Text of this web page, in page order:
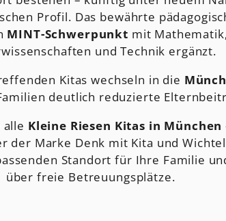
Profil. Das bewährte
MINT-Schwerpunkt mit
und Technik ergänzt.
Kitas wechseln in die
deutlich reduzierte
Kleine Riesen Kitas in München
der Marke Denk mit Kita und
Standort für Ihre Familie
über freie Betreuungsplätze.